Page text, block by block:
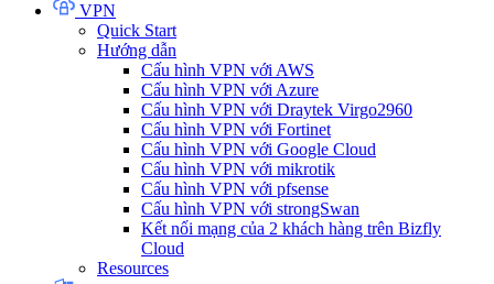
VPN
Quick Start
Hướng dẫn
Cấu hình VPN với AWS
Cấu hình VPN với Azure
Cấu hình VPN với Draytek Virgo2960
Cấu hình VPN với Fortinet
Cấu hình VPN với Google Cloud
Cấu hình VPN với mikrotik
Cấu hình VPN với pfsense
Cấu hình VPN với strongSwan
Kết nối mạng của 2 khách hàng trên Bizfly
Cloud
Resources